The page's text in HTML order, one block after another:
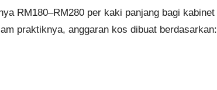
RM180–RM280 per kaki panjang bagi kabinet
praktiknya, anggaran kos dibuat berdasarkan: